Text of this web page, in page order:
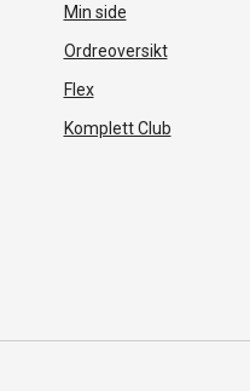
Min side
Ordreoversikt
Flex
Komplett Club